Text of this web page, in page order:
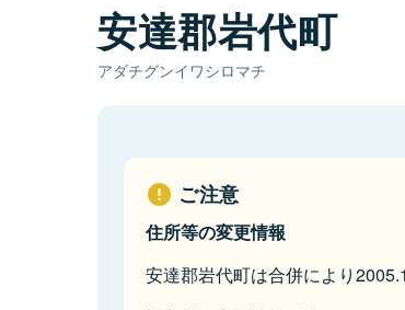
安達郡岩代町
アダチグンイワシロマチ
ご注意
住所等の変更情報
安達郡岩代町は合併により